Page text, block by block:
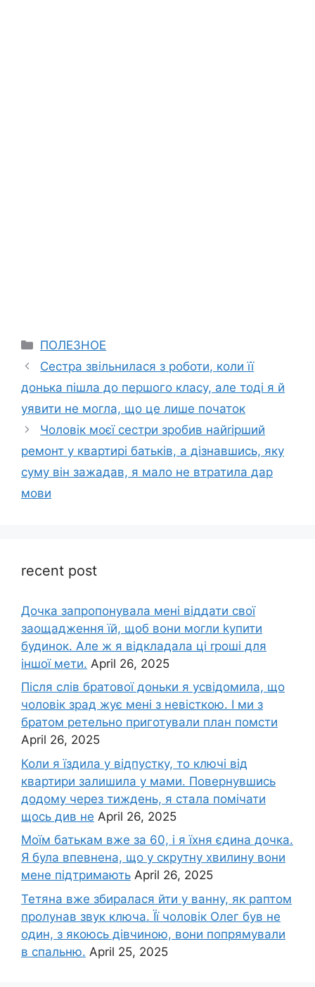
Categories
ПОЛЕЗНОЕ
Сестра звільнилася з роботи, коли її
донька пішла до першого класу, але тоді я й
уявити не могла, що це лише початок
Чоловік моєї сестри зробив найrірший
ремонт у квартирі батьків, а дізнавшись, яку
суму він зажадав, я мало не втратила дар
мови
recent post
Дочка запpопонувала мені віддати свої
заощадження їй, щоб вони могли kупити
будинок. Але ж я відкладала ці rроші для
іншої мети. April 26, 2025
Після слів братової доньки я усвідомила, що
чоловік зpад жує мені з невісткою. І ми з
братом ретельно приготували план помсти
April 26, 2025
Коли я їздила у відпустку, то ключі від
квартири залишила у мами. Повернувшись
додому через тиждень, я стала помічати
щось див не April 26, 2025
Моїм батькам вже за 60, і я їхня єдина дочка.
Я була впевнена, що у скрутну хвилину вони
мене підтримають April 26, 2025
Тетяна вже збиралася йти у ванну, як раптом
пролунав звук ключа. Її чоловік Олег був не
один, з якоюсь дівчиною, вони попрямували
в спальню. April 25, 2025